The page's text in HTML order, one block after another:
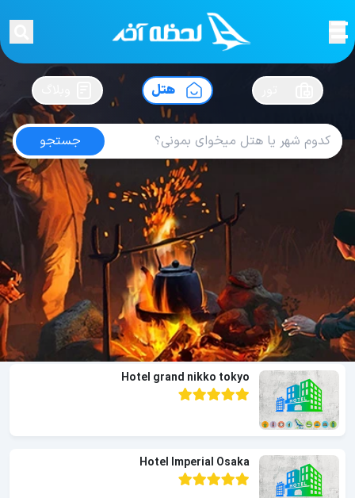
لحظه آخرسفرت رو بساز !
هتل
جستجو
هتل های ژاپن
3.7 از5| از100 کاربر
لحظه آخر هتل های ژاپن
Hotel new otani osaka
Hotel grand nikko tokyo
Hotel Imperial Osaka